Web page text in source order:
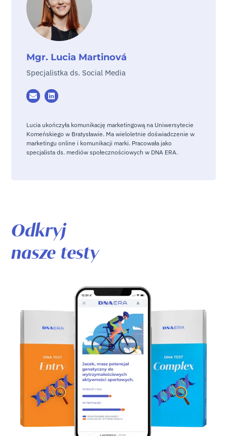
Mgr. Lucia Martinová
Specjalistka ds. Social Media
Lucia ukończyła komunikację marketingową na Uniwersytecie
Komeńskiego w Bratysławie. Ma wieloletnie doświadczenie w
marketingu online i komunikacji marki. Pracowała jako
specjalista ds. mediów społecznościowych w DNA ERA.
Odkryj
nasze testy